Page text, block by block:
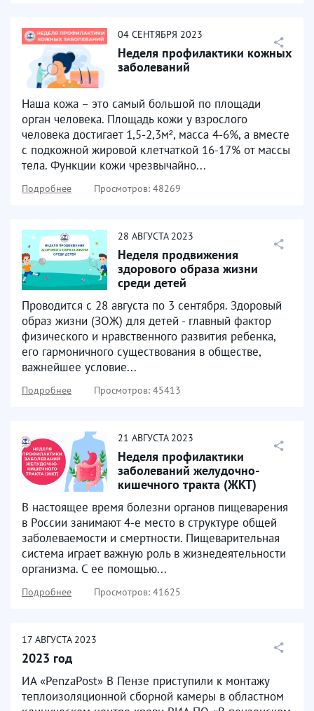
04 СЕНТЯБРЯ 2023
Неделя профилактики кожных
заболеваний
Наша кожа – это самый большой по площади
орган человека. Площадь кожи у взрослого
человека достигает 1,5-2,3м², масса 4-6%, а вместе
с подкожной жировой клетчаткой 16-17% от массы
тела. Функции кожи чрезвычайно...
Подробнее Просмотров: 48269
28 АВГУСТА 2023
Неделя продвижения
здорового образа жизни
среди детей
Проводится с 28 августа по 3 сентября. Здоровый
образ жизни (ЗОЖ) для детей - главный фактор
физического и нравственного развития ребенка,
его гармоничного существования в обществе,
важнейшее условие...
Подробнее Просмотров: 45413
21 АВГУСТА 2023
Неделя профилактики
заболеваний желудочно-
кишечного тракта (ЖКТ)
В настоящее время болезни органов пищеварения
в России занимают 4-е место в структуре общей
заболеваемости и смертности. Пищеварительная
система играет важную роль в жизнедеятельности
организма. С ее помощью...
Подробнее Просмотров: 41625
17 АВГУСТА 2023
2023 год
ИА «PenzaPost» В Пензе приступили к монтажу
теплоизоляционной сборной камеры в областном